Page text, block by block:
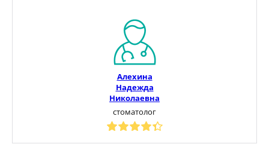
Алехина
Надежда
Николаевна
стоматолог